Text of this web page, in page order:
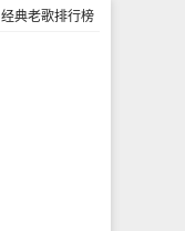
经典老歌排行榜